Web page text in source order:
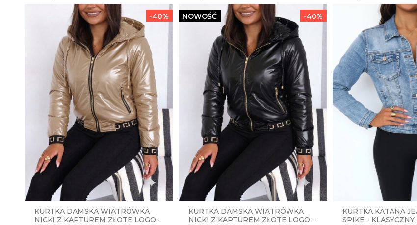
KURTKA DAMSKA WIATRÓWKA
NICKI Z KAPTUREM ZŁOTE LOGO -
-40%
KURTKA DAMSKA WIATRÓWKA
NICKI Z KAPTUREM ZŁOTE LOGO -
-40%
NOWOŚĆ
KURTKA KATANA
SPIKE -